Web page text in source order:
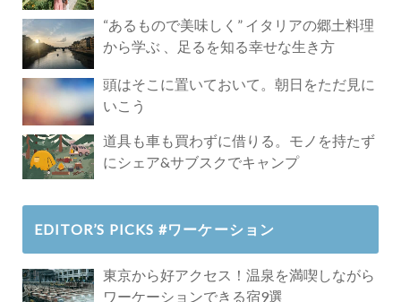
“あるもので美味しく” イタリアの郷土料理
から学ぶ 、足るを知る幸せな生き方
頭はそこに置いておいて。朝日をただ見に
いこう
道具も車も買わずに借りる。モノを持たず
にシェア&サブスクでキャンプ
EDITOR’S PICKS #ワーケーション
東京から好アクセス！温泉を満喫しながら
ワーケーションできる宿9選